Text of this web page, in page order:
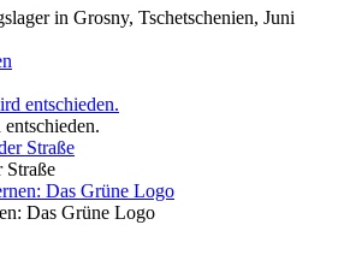
in Grosny, Tschetschenien, Juni
Straße
Das Grüne Logo